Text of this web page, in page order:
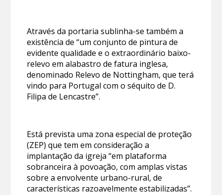
Através da portaria sublinha-se também a
existência de “um conjunto de pintura de
evidente qualidade e o extraordinário baixo-
relevo em alabastro de fatura inglesa,
denominado Relevo de Nottingham, que terá
vindo para Portugal com o séquito de D.
Filipa de Lencastre”.
Está prevista uma zona especial de proteção
(ZEP) que tem em consideração a
implantação da igreja “em plataforma
sobranceira à povoação, com amplas vistas
sobre a envolvente urbano-rural, de
características razoavelmente estabilizadas”.